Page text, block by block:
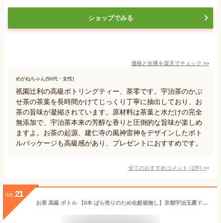
ショップでみる
価格と在庫を楽天でチェック >>
めがねちゃん(50代・女性)
祇園辻利の高級ボトリングティー、茶零です。宇治茶のかぶ
せ茶の茶葉を長時間かけてじっくり丁寧に抽出しており、お
茶の旨味が凝縮されています。原材料は茶葉と水だけの完全
無添加で、宇治茶本来の芳醇な香りと圧倒的な旨味が楽しめ
ますよ。お茶の起源、建仁寺の風神雷神をデザインしたボト
ルパッケージも高級感があり、プレゼントにおすすめです。
全てのおすすめコメント (1件) >
no. 21
お茶 高級 ボトル 【6本 ばら売りのため化粧箱無し】京都宇治玉露ドリンク [ 玉兎 ] 1本あたり220ml 食事に お茶 ボトル 高級宇治茶 テアニン お歳暮 お祝い お取り寄せ 煎茶 緑茶 日本茶 展示会 会議 手土産 お礼 粗品 社交場